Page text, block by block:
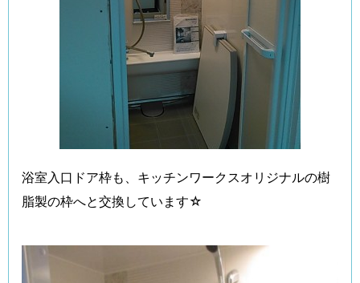
浴室入口ドア枠も、キッチンワークスオリジナルの樹
脂製の枠へと交換しています☆